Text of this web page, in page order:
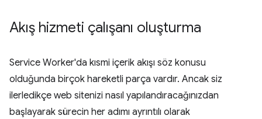
Akış hizmeti çalışanı oluşturma
Service Worker'da kısmi içerik akışı söz konusu
olduğunda birçok hareketli parça vardır. Ancak siz
ilerledikçe web sitenizi nasıl yapılandıracağınızdan
başlayarak sürecin her adımı ayrıntılı olarak